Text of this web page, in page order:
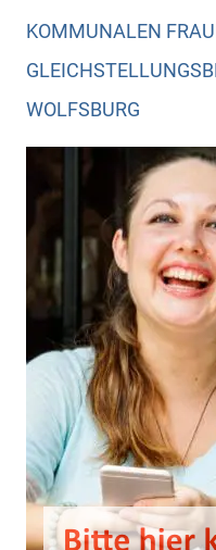
KOMMUNALEN
WOLFSBURG